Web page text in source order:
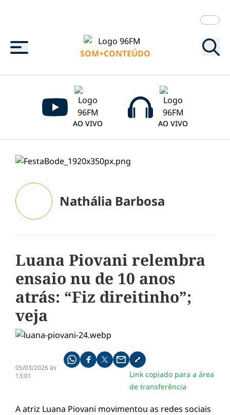
Menu
SOM+CONTEÚDO
AO VIVO AO VIVO
Nathália Barbosa
Luana Piovani relembra
ensaio nu de 10 anos
atrás: “Fiz direitinho”;
veja
05/03/2026 às
13:01
Compartilhe pelo whatsapp
Compartilhar no facebook
Compartilhar no twitter
Compartilhe pelo email
Copiar link da notícia
Link copiado para a área
de transferência
A atriz Luana Piovani movimentou as redes sociais